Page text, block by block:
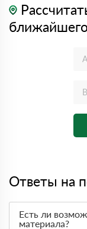
Ответы на
Есть ли
материала?